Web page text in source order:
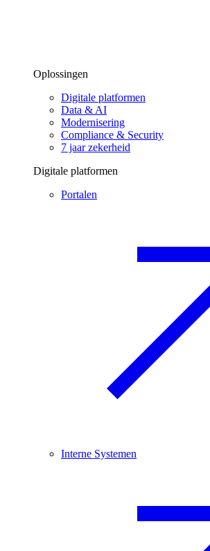
Oplossingen
Digitale platformen
Data & AI
Modernisering
Compliance & Security
7 jaar zekerheid
Digitale platformen
Portalen
Interne Systemen